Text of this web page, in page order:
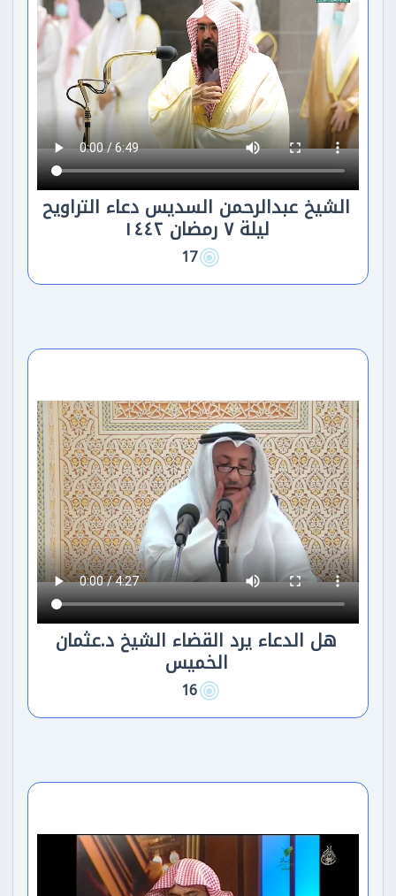
الشيخ عبدالرحمن السديس دعاء التراويح
ليلة ٧ رمضان ١٤٤٢
17
هل الدعاء يرد القضاء الشيخ د.عثمان
الخميس
16